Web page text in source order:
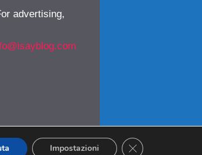
advertising,
Impostazioni CLOSE GDPR